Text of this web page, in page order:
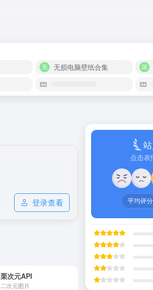
无损电脑壁纸合集
登录查看
栗次元API
二次元图片
点击表
平均评分